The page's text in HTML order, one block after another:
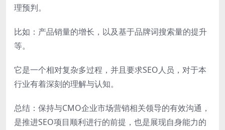
理预判。
比如：产品销量的增长，以及基于品牌词搜索量的提升
等。
它是一个相对复杂多过程，并且要求SEO人员，对于本
行业有着深刻的理解与认知。
总结：保持与CMO企业市场营销相关领导的有效沟通，
是推进SEO项目顺利进行的前提，也是展现自身能力的